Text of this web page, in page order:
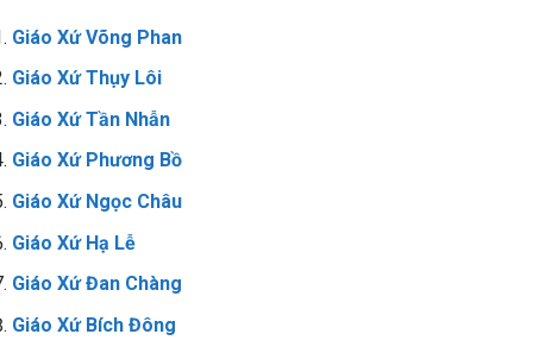
Giáo Xứ Võng Phan
Giáo Xứ Thụy Lôi
Giáo Xứ Tần Nhẫn
Giáo Xứ Phương Bồ
Giáo Xứ Ngọc Châu
Giáo Xứ Hạ Lễ
Giáo Xứ Đan Chàng
Giáo Xứ Bích Đông